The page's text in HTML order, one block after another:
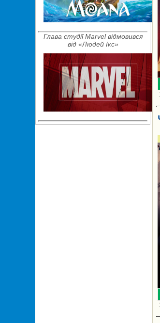
Глава студії Marvel відмовився
від «Людей Ікс»